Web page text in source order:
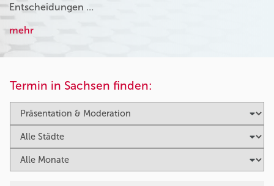
Entscheidungen …
mehr
Termin in Sachsen finden: